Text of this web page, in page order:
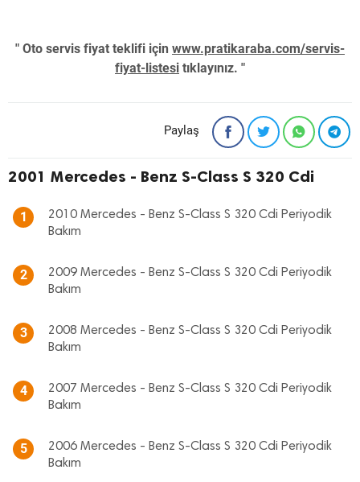
" Oto servis fiyat teklifi için www.pratikaraba.com/servis-
fiyat-listesi tıklayınız. "
Paylaş
2001 Mercedes - Benz S-Class S 320 Cdi
1
2010 Mercedes - Benz S-Class S 320 Cdi Periyodik
Bakım
2
2009 Mercedes - Benz S-Class S 320 Cdi Periyodik
Bakım
3
2008 Mercedes - Benz S-Class S 320 Cdi Periyodik
Bakım
4
2007 Mercedes - Benz S-Class S 320 Cdi Periyodik
Bakım
5
2006 Mercedes - Benz S-Class S 320 Cdi Periyodik
Bakım